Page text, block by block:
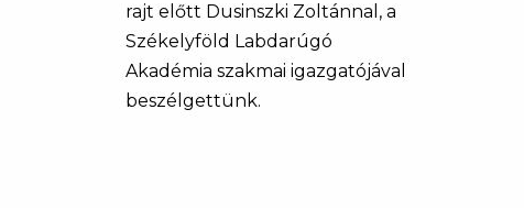
rajt előtt Dusinszki Zoltánnal, a
Székelyföld Labdarúgó
Akadémia szakmai igazgatójával
beszélgettünk.